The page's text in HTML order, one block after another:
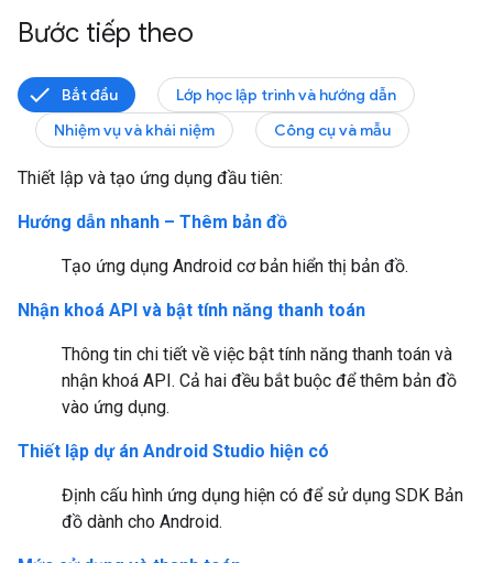
Bước tiếp theo
Bắt đầu
Lớp học lập trình và hướng dẫn
Nhiệm vụ và khái niệm
Công cụ và mẫu
Thiết lập và tạo ứng dụng đầu tiên:
Hướng dẫn nhanh – Thêm bản đồ
Tạo ứng dụng Android cơ bản hiển thị bản đồ.
Nhận khoá API và bật tính năng thanh toán
Thông tin chi tiết về việc bật tính năng thanh toán và
nhận khoá API. Cả hai đều bắt buộc để thêm bản đồ
vào ứng dụng.
Thiết lập dự án Android Studio hiện có
Định cấu hình ứng dụng hiện có để sử dụng SDK Bản
đồ dành cho Android.